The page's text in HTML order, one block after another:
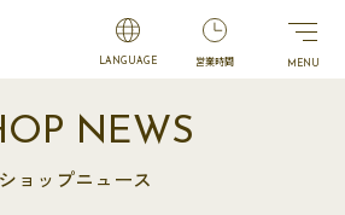
LANGUAGE 営業時間
NEWS
ショップニュース